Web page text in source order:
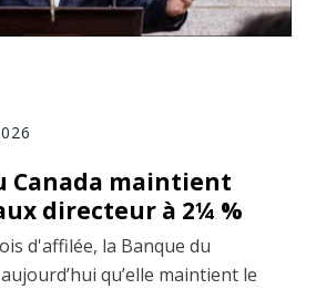
Canada maintient
directeur à 2¼ %
d'affilée, la Banque du
qu’elle maintient le